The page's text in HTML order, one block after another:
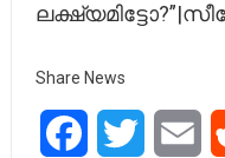
Share News
FacebookTwitter